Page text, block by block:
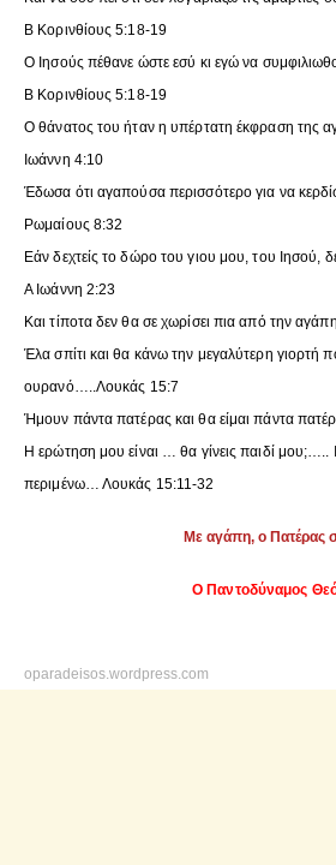
Β Κορινθίους 5:18-19
Ο Ιησούς πέθανε ώστε εσύ κι εγώ να
Β Κορινθίους 5:18-19
Ο θάνατος του ήταν η υπέρτατη έκφραση της
Ιωάννη 4:10
Έδωσα ότι αγαπούσα περισσότερο για να
Ρωμαίους 8:32
Εάν δεχτείς το δώρο του γιου μου, του Ιησού,
Α Ιωάννη 2:23
Και τίποτα δεν θα σε χωρίσει πια από την
Έλα σπίτι και θα κάνω την μεγαλύτερη γιορτή
ουρανό…..Λουκάς 15:7
Ήμουν πάντα πατέρας και θα είμαι πάντα
Η ερώτηση μου είναι … θα γίνεις παιδί
περιμένω… Λουκάς 15:11-32
Με αγάπη, ο Πατέρας
Ο Παντοδύναμος
oparadeisos.wordpress.com